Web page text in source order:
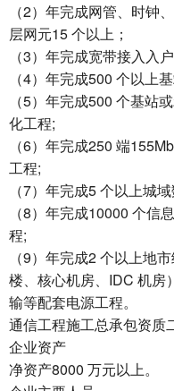
（2）年完成网管、时钟
层网元15 个以上；
（3）年完成宽带接入入
（4）年完成500 个以上
（5）年完成500 个基站
化工程;
（6）年完成250 端
工程;
（7）年完成5 个以上城
（8）年完成10000 个信
程;
（9）年完成2 个以上地
楼、核心机房、IDC 机房
输等配套电源工程。
通信工程施工总承包资质
企业资产
净资产8000 万元以上。